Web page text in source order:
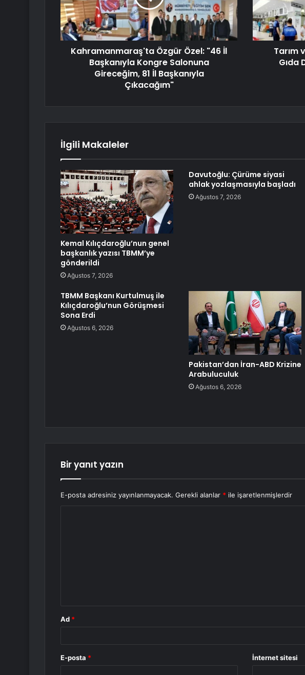
Kahramanmaraş'ta Özgür Özel: "46 İl
Başkanıyla Kongre Salonuna
Gireceğim, 81 İl Başkanıyla
Çıkacağım"
Tarım
Gıda
İlgili Makaleler
Kemal Kılıçdaroğlu’nun genel
başkanlık yazısı TBMM’ye
gönderildi
Ağustos 7, 2026
Davutoğlu: Çürüme siyasi
ahlak yozlaşmasıyla başladı
Ağustos 7, 2026
TBMM Başkanı Kurtulmuş ile
Kılıçdaroğlu’nun Görüşmesi
Sona Erdi
Ağustos 6, 2026
Pakistan’dan İran-ABD Krizine
Arabuluculuk
Ağustos 6, 2026
Bir yanıt yazın
E-posta adresiniz yayınlanmayacak. Gerekli alanlar * ile işaretlenmişlerdir
Ad *
E-posta * İnternet sitesi